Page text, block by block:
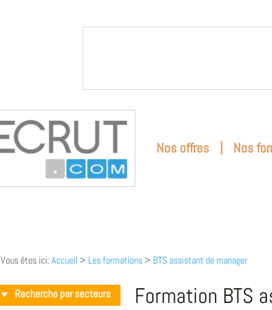
Nos offres | Nos
Vous êtes ici: Accueil > Les formations > BTS assistant de manager
Recherche par secteurs Formation BTS